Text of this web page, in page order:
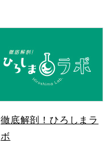
徹底解剖！ひろしまラ
ボ